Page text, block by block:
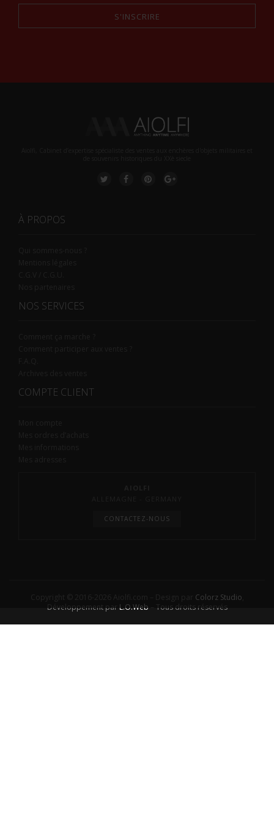
S'INSCRIRE
À PROPOS
NOS SERVICES
COMPTE CLIENT
CONTACTEZ-NOUS
Colorz Studio
Développement par L.O.Web – Tous droits réservés